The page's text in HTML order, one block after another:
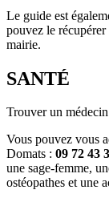
Le guide est
pouvez le
mairie.
SANTÉ
Trouver un médecin
Vous pouvez vous
Domats : 09 72 43
une sage-femme,
ostéopathes et une